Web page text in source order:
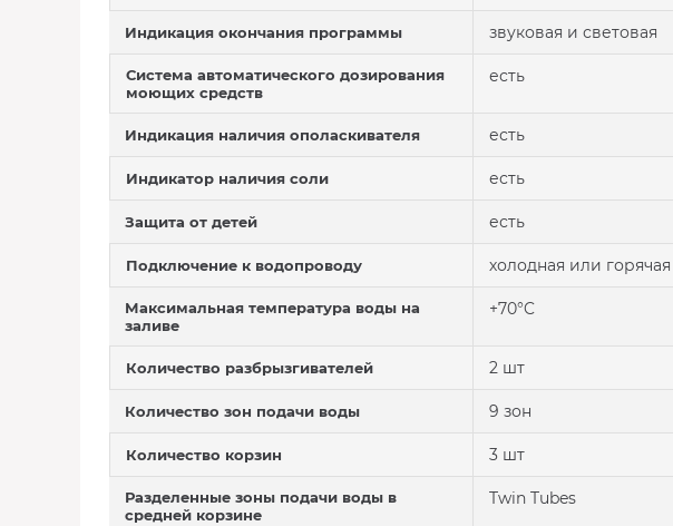
Индикация окончания программы звуковая и световая
Система автоматического дозирования
моющих средств
есть
Индикация наличия ополаскивателя есть
Индикатор наличия соли есть
Защита от детей есть
Подключение к водопроводу холодная или
Максимальная температура воды на
заливе
+70°C
Количество разбрызгивателей 2 шт
Количество зон подачи воды 9 зон
Количество корзин 3 шт
Разделенные зоны подачи воды в
средней корзине
Twin Tubes